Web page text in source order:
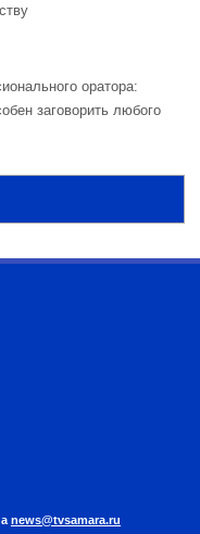
оратора:
заговорить любого
news@tvsamara.ru